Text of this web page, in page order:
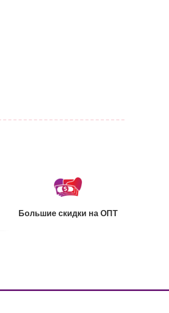
Большие скидки на ОПТ
Ультрамодный дизайн